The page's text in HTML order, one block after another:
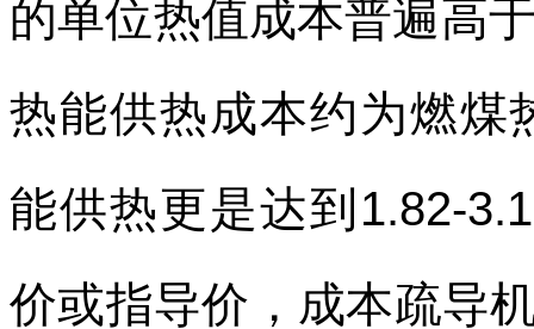
的单位热值成本普遍高
热能供热成本约为燃煤
能供热更是达到1.82-
价或指导价，成本疏导